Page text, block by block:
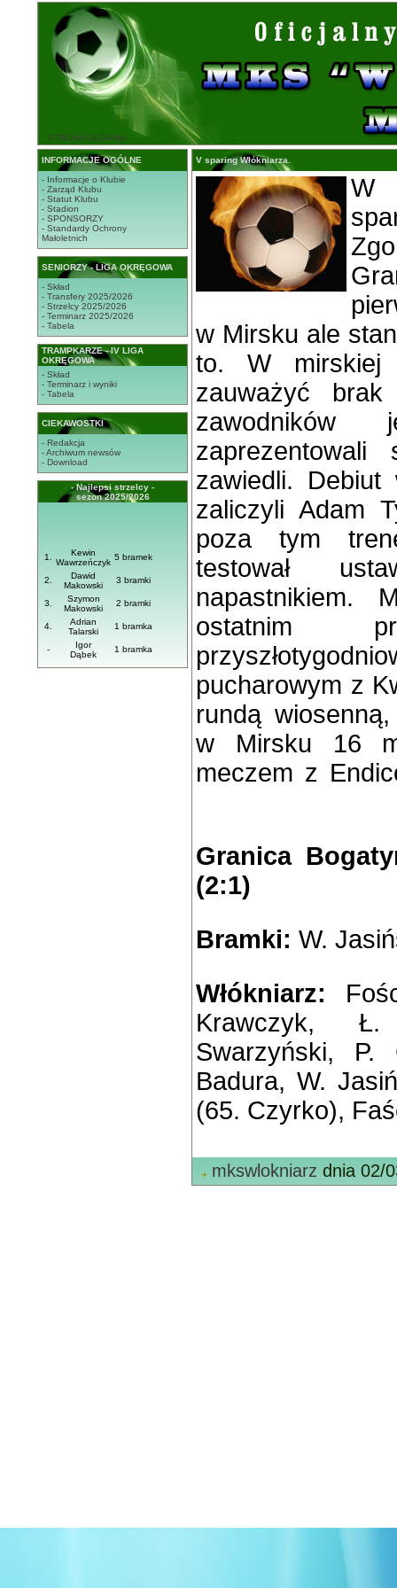
STRONA GŁÓWNA
INFORMACJE OGÓLNE
- Informacje o Klubie
- Zarząd Klubu
- Statut Klubu
- Stadion
- SPONSORZY
- Standardy Ochrony
Małoletnich
SENIORZY - LIGA OKRĘGOWA
- Skład
- Transfery 2025/2026
- Strzelcy 2025/2026
- Terminarz 2025/2026
- Tabela
TRAMPKARZE - IV LIGA
OKRĘGOWA
- Skład
- Terminarz i wyniki
- Tabela
CIEKAWOSTKI
- Redakcja
- Archiwum newsów
- Download
- Najlepsi strzelcy -
sezon 2025/2026
1.
Kewin
Wawrzeńczyk
5 bramek
2.
Dawid
Makowski
3 bramki
3.
Szymon
Makowski
2 bramki
4.
Adrian
Talarski
1 bramka
-
Igor
Dąbek
1 bramka
V sparing Włókniarza.
W
spa
w Mirsku ale
to. W
zauważyć
zawiedli. Debiut
zaliczyli Adam
poza tym
testował
napastnikiem.
ostatnim
pucharowym z K
rundą wiosenną,
w Mirsku 16
meczem z
Granica
(2:1)
Bramki: W.
Włókniarz:
Krawczyk,
Swarzyński, P.
Badura, W.
(65. Czyrko),
mkswlokniarz dnia 02/